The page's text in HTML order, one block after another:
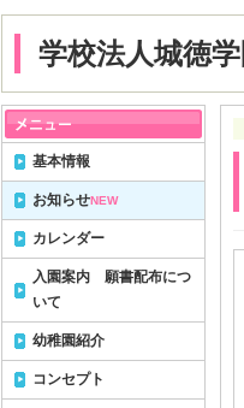
学校法人城徳
基本情報
お知らせNEW
カレンダー
入園案内 願書配布につ
いて
幼稚園紹介
コンセプト